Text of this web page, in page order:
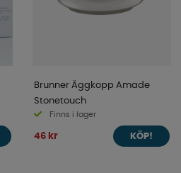
Brunner Äggkopp Amade
Stonetouch
Finns i lager
46 kr KÖP!